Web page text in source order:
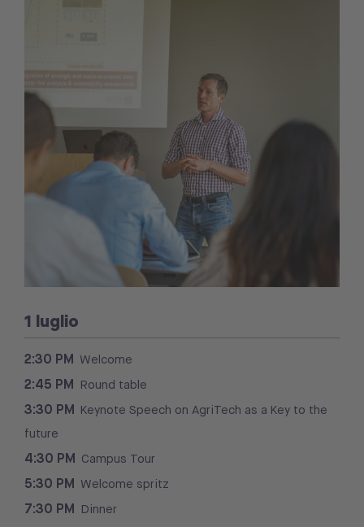
1 luglio
2:30 PM Welcome
2:45 PM Round table
3:30 PM Keynote Speech on AgriTech as a Key to the
future
4:30 PM Campus Tour
5:30 PM Welcome spritz
7:30 PM Dinner